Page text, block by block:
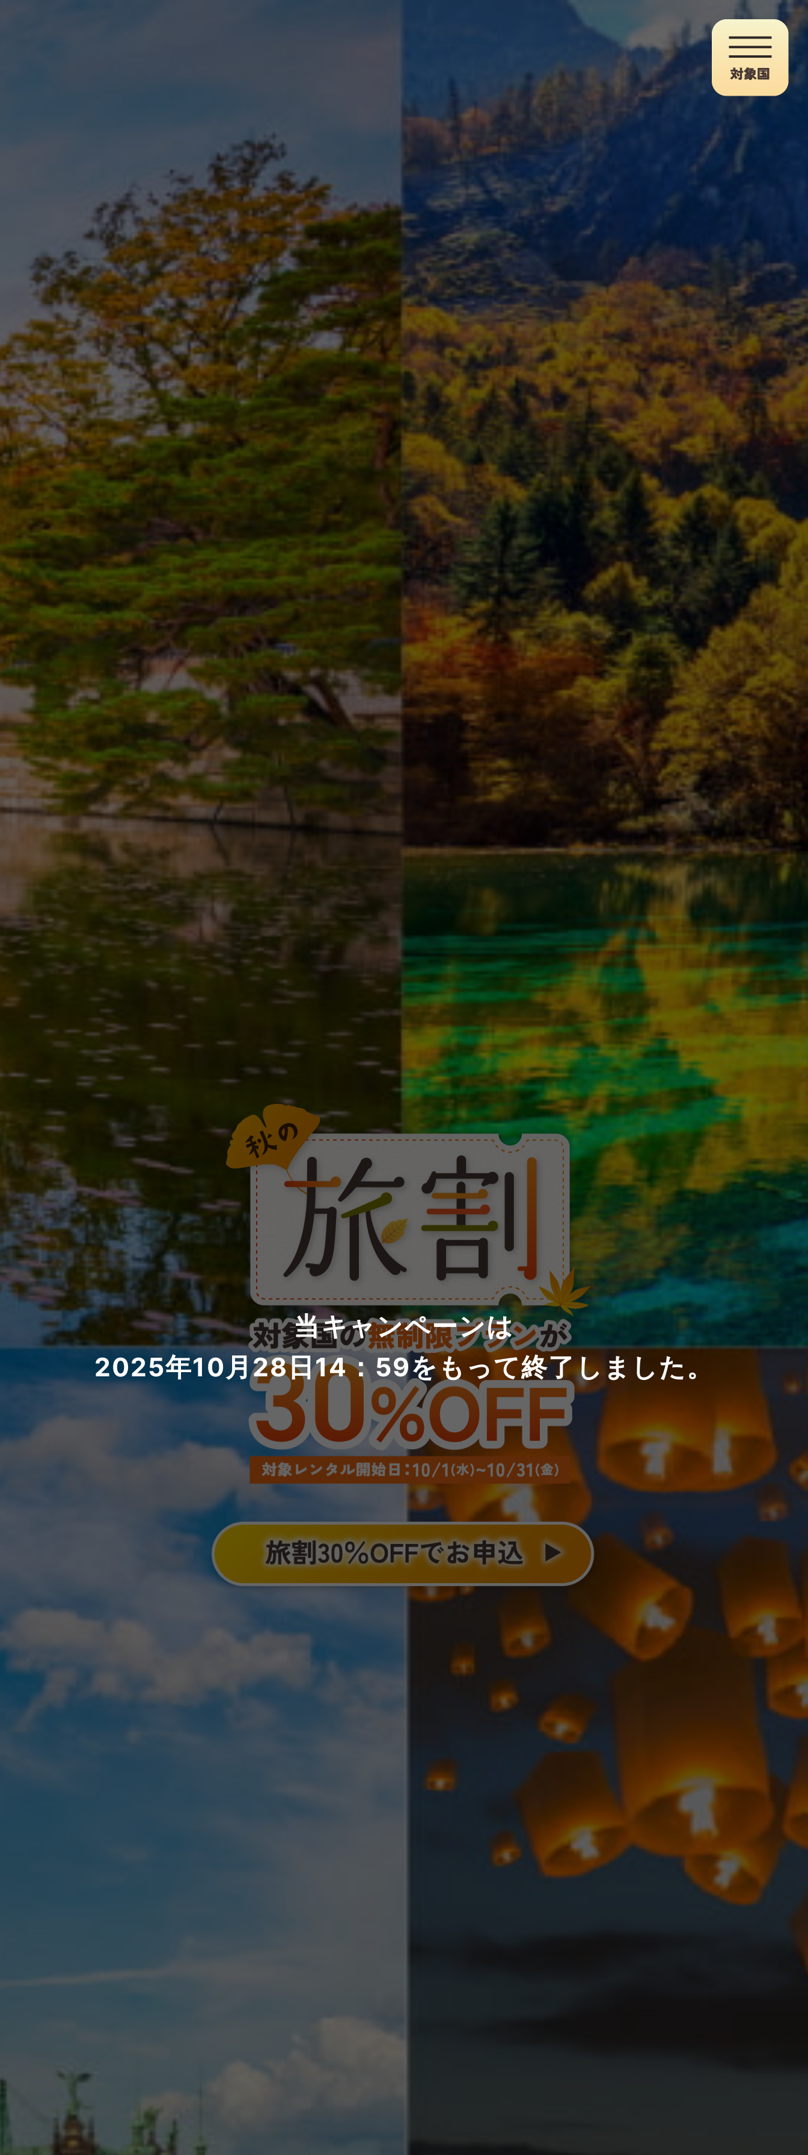
当キャンペーンは
2025年10月28日14：59をもって終了しました。